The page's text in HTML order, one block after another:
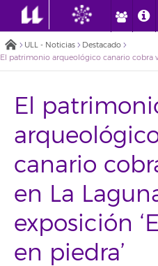
ULL - Noticias
Destacado
El
canario
en La
exposición
en piedra’